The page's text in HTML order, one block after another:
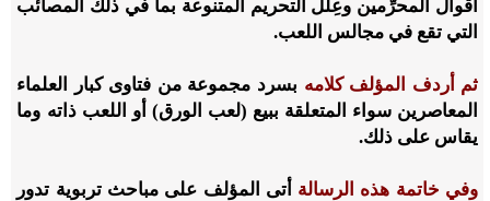
أقوال المحرِّمين وعِلَل التحريم المتنوعة بما في ذلك المصائب
التي تقع في مجالس اللعب.
ثم أردف المؤلف كلامه بسرد مجموعة من فتاوى كبار العلماء
المعاصرين سواء المتعلقة ببيع (لعب الورق) أو اللعب ذاته وما
يقاس على ذلك.
وفي خاتمة هذه الرسالة أتى المؤلف على مباحث تربوية تدور